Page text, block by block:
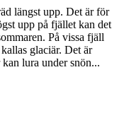
längst upp. Det är för
upp på fjället kan det
På vissa fjäll
glaciär. Det är
lura under snön...